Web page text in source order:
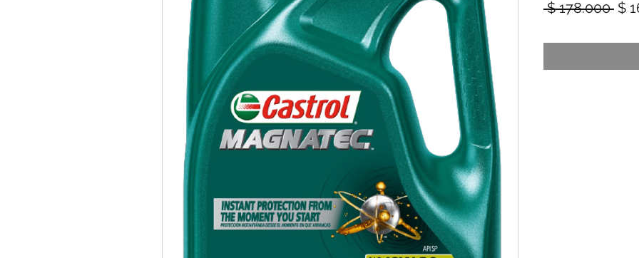
$ 178.000 $